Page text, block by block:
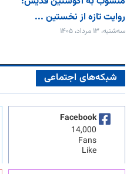
روایت تازه از نخستین ...
سه‌شنبه، ۱۳ مرداد، ۱۴۰۵
شبکه‌های اجتماعی
Facebook
14,000
Fans
Like